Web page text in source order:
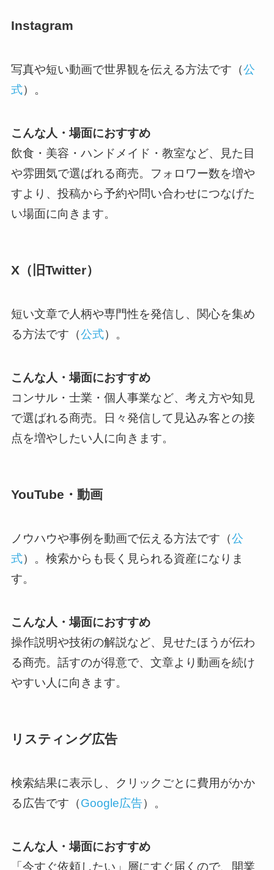
Instagram
写真や短い動画で世界観を伝える方法です（公
式）。
こんな人・場面におすすめ
飲食・美容・ハンドメイド・教室など、見た目
や雰囲気で選ばれる商売。フォロワー数を増や
すより、投稿から予約や問い合わせにつなげた
い場面に向きます。
X（旧Twitter）
短い文章で人柄や専門性を発信し、関心を集め
る方法です（公式）。
こんな人・場面におすすめ
コンサル・士業・個人事業など、考え方や知見
で選ばれる商売。日々発信して見込み客との接
点を増やしたい人に向きます。
YouTube・動画
ノウハウや事例を動画で伝える方法です（公
式）。検索からも長く見られる資産になりま
す。
こんな人・場面におすすめ
操作説明や技術の解説など、見せたほうが伝わ
る商売。話すのが得意で、文章より動画を続け
やすい人に向きます。
リスティング広告
検索結果に表示し、クリックごとに費用がかか
る広告です（Google広告）。
こんな人・場面におすすめ
「今すぐ依頼したい」層にすぐ届くので、開業